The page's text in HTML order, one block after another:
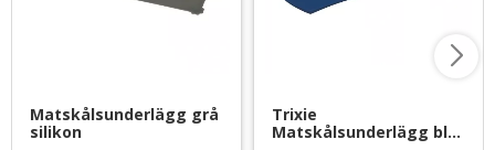
Matskålsunderlägg grå
silikon
Trixie
Matskålsunderlägg blå